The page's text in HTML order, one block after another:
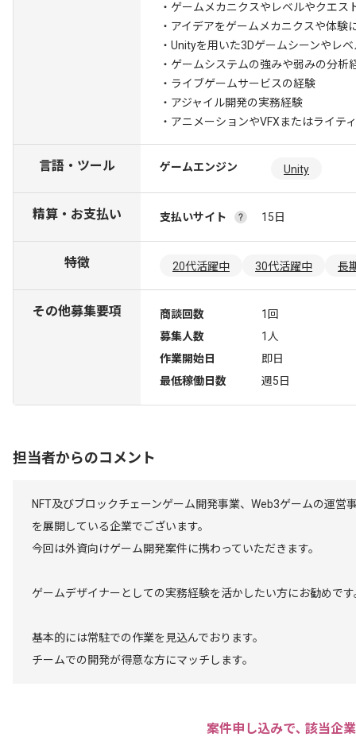
・ゲームメカニクスやレベルやクエ
・アイデアをゲームメカニクスや体
・Unityを用いた3Dゲームシーンやレ
・ゲームシステムの強みや弱みの分析
・ライブゲームサービスの経験
・アジャイル開発の実務経験
・アニメーションやVFXまたはライテ
言語・ツール ゲームエンジン Unity
精算・お支払い 支払いサイト 15日
特徴 20代活躍中 30代活躍中 長
その他募集要項 商談回数
1回
募集人数
1人
作業開始日
即日
最低稼働日数
週5日
担当者からのコメント
NFT及びブロックチェーンゲーム開発事業、Web3ゲームの運営
を展開している企業でございます。
今回は外資向けゲーム開発案件に携わっていただきます。
ゲームデザイナーとしての実務経験を活かしたい方にお勧めです
基本的には常駐での作業を見込んでおります。
チームでの開発が得意な方にマッチします。
案件申し込みで､ 該当企